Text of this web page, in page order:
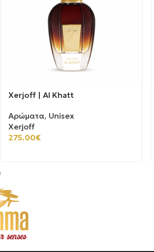
Xerjoff | Al Khatt
Αρώματα, Unisex
Xerjoff
275.00€